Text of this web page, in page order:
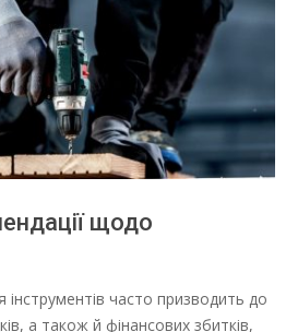
щодо
інструментів часто призводить до
а також й фінансових збитків,